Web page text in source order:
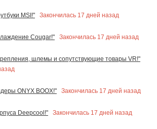
MSI!"
Закончилась 17 дней назад
Cougar!"
Закончилась 17 дней назад
шлемы и сопутствующие товары VR!"
ONYX BOOX!"
Закончилась 17 дней назад
Deepcool!"
Закончилась 17 дней назад